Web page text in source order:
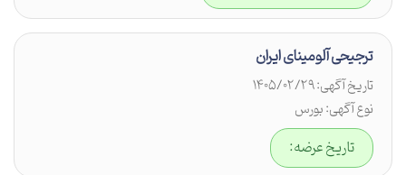
ترجیحی آلومینای ایران
تاریخ آگهی: 1405/02/29
نوع آگهی: بورس
تاریخ عرضه: